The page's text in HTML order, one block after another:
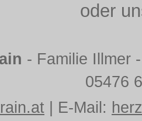
oder
- Familie Illmer
05476
| E-Mail: